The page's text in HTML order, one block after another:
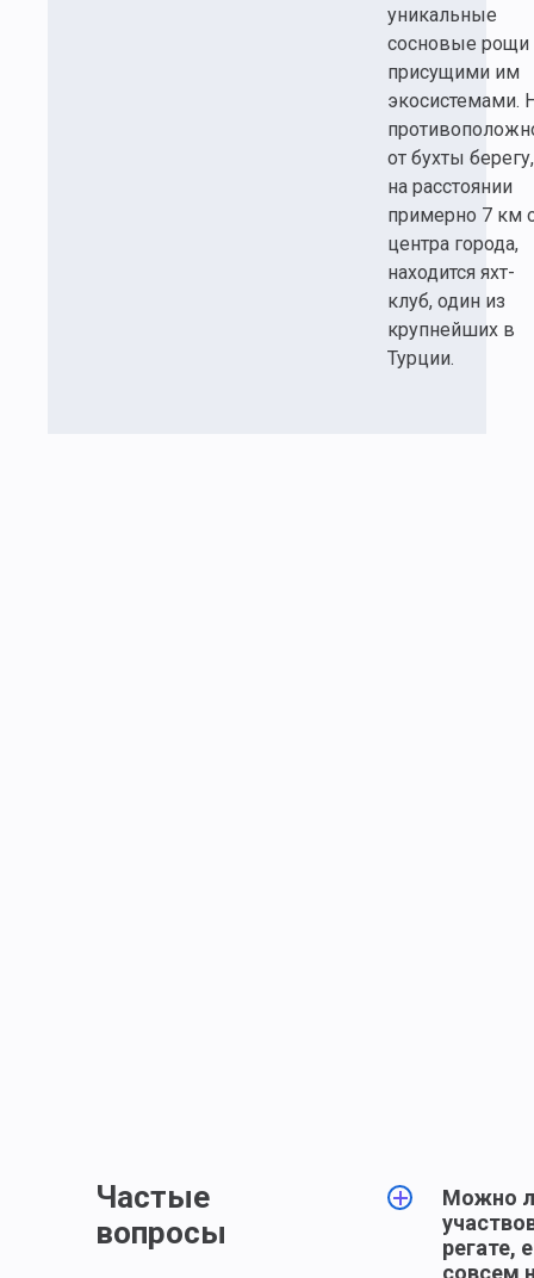
уникальные
сосновые рощи
присущими им
экосистемами.
от бухты берегу,
на расстоянии
примерно 7 км
центра города,
находится яхт-
клуб, один из
крупнейших в
Турции.
Частые
вопросы
Можно
регате,